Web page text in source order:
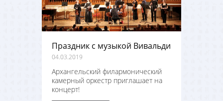
Праздник с музыкой Вивальди
04.03.2019
Архангельский филармонический
камерный оркестр приглашает на
концерт!